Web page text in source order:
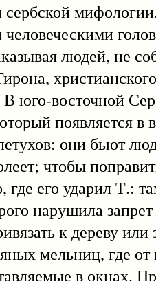
мифологии.
людей, не
юго-восточной
появляется
они бьют
чтобы
где его ударил Т.:
нарушила
к дереву
мельниц, где
в окнах.